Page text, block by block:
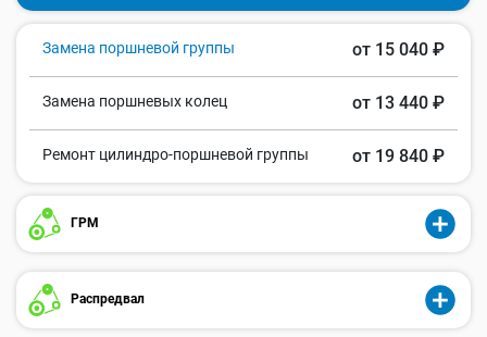
Замена поршневой группы от 15 040 ₽
Замена поршневых колец от 13 440 ₽
Ремонт цилиндро-поршневой группы от 19 840 ₽
ГРМ
Распредвал